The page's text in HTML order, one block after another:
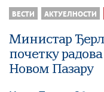
ВЕСТИ АКТУЕЛНОСТИ
Министар
почетку
Новом Пазару